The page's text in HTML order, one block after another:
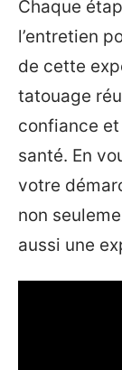
Chaque
l’entretien
de cette
tatouage
confiance
santé. En
votre
non
aussi une